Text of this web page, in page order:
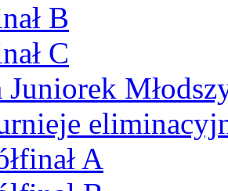
B
C
Juniorek
A